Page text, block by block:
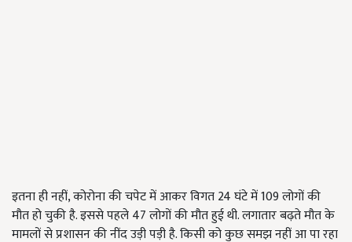
इतना ही नहीं, कोरोना की चपेट में आकर विगत 24 घंटे में 109 लोगों की
मौत हो चुकी है. इससे पहले 47 लोगों की मौत हुई थी. लगातार बढ़ते मौत के
मामलों से प्रशासन की नींद उड़ी पड़ी है. किसी को कुछ समझ नहीं आ पा रहा